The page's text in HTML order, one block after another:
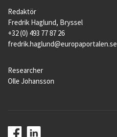
Redaktör
Fredrik Haglund, Bryssel
+32 (0) 493 77 87 26
fredrik.haglund@europaportalen.se
Researcher
Olle Johansson